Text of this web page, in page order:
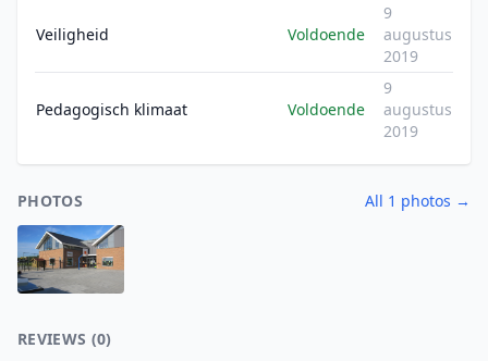
Veiligheid Voldoende
9
augustus
2019
Pedagogisch klimaat Voldoende
9
augustus
2019
PHOTOS All 1 photos →
REVIEWS (0)